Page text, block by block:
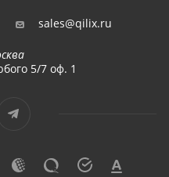
sales@qilix.ru
5/7 оф. 1